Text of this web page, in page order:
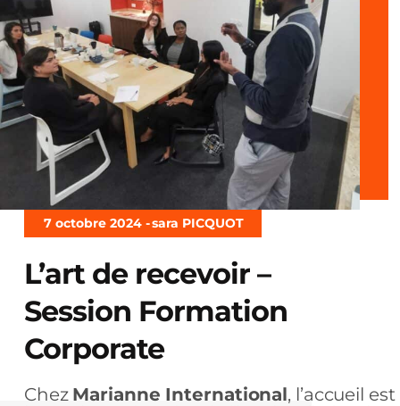
7 octobre 2024 -sara PICQUOT
L’art de recevoir –
Session Formation
Corporate
Chez Marianne International, l’accueil est